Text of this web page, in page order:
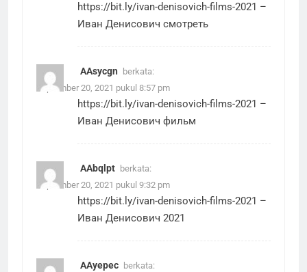
https://bit.ly/ivan-denisovich-films-2021 –
Иван Денисович смотреть
AAsycgn
berkata:
September 20, 2021 pukul 8:57 pm
https://bit.ly/ivan-denisovich-films-2021 –
Иван Денисович фильм
AAbqlpt berkata:
September 20, 2021 pukul 9:32 pm
https://bit.ly/ivan-denisovich-films-2021 –
Иван Денисович 2021
AAyepec berkata: